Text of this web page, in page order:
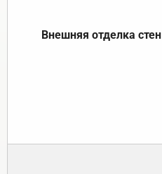
Внешняя отделка стен